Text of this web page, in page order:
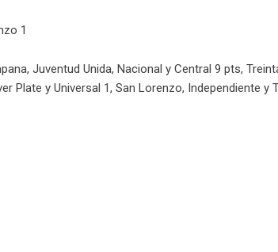
1
Juventud Unida, Nacional y Central 9 pts,
Plate y Universal 1, San Lorenzo, Independiente y